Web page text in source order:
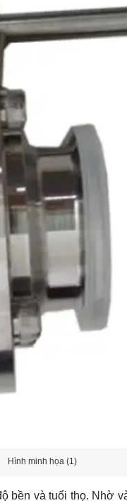
Hình minh họa (1)
bền và tuổi thọ. Nhờ